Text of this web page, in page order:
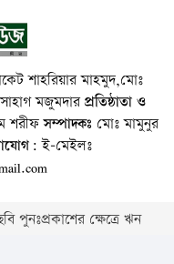
শাহরিয়ার মাহমুদ,মোঃ
মজুমদারপ্রতিষ্ঠাতা ও
শরীফসম্পাদকঃ মোঃ মামুনুর
ই-মেইলঃ
পুনঃপ্রকাশের ক্ষেত্রে ঋন